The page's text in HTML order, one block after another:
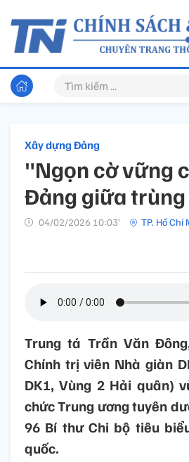
Xây dựng Đảng
"Ngọn cờ vững
Đảng giữa
04/02/2026 10:03’ TP. Hồ Chí
Trung tá Trần Văn
Chính trị viên Nhà giàn
DK1, Vùng 2 Hải quân)
chức Trung ương tuyên
96 Bí thư Chi bộ tiêu
quốc.